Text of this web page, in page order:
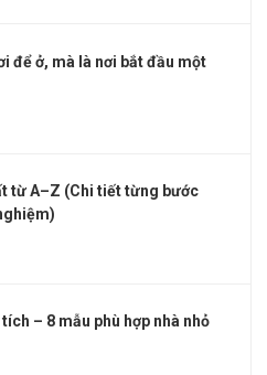
để ở, mà là nơi bắt đầu một
từ A–Z (Chi tiết từng bước
– 8 mẫu phù hợp nhà nhỏ